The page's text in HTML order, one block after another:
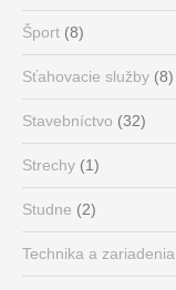
Šport (8)
Sťahovacie služby (8)
Stavebníctvo (32)
Strechy (1)
Studne (2)
Technika a zariadenia